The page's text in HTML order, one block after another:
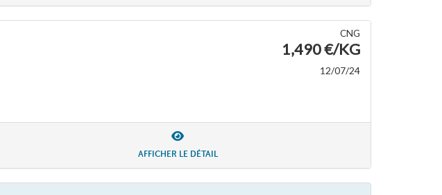
CNG
1,490 €/KG
12/07/24
AFFICHER LE DÉTAIL